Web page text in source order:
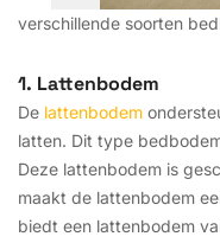
verschillende soorten
1. Lattenbodem
De lattenbodem
latten. Dit type
Deze lattenbodem is
maakt de lattenbodem
biedt een lattenbodem